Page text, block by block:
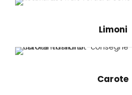
Limoni
Carote